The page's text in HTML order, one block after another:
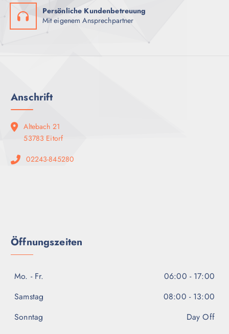
Persönliche Kundenbetreuung
Mit eigenem Ansprechpartner
Anschrift
Altebach 21
53783 Eitorf
02243-845280
Öffnungszeiten
Mo. - Fr.
06:00 - 17:00
Samstag
08:00 - 13:00
Sonntag
Day Off